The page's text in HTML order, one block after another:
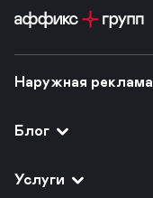
Наружная реклама
Блог
Услуги